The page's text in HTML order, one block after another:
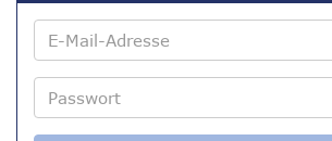
E-
Mail-
Passwort